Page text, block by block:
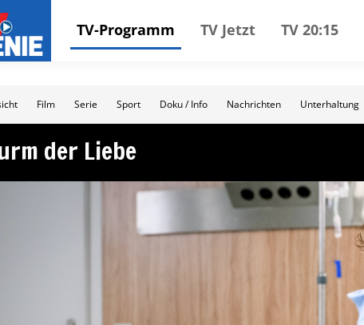
TV-Programm TV Jetzt TV 20:15
Film Serie Sport Doku / Info Nachrichten Unterhaltung
der Liebe